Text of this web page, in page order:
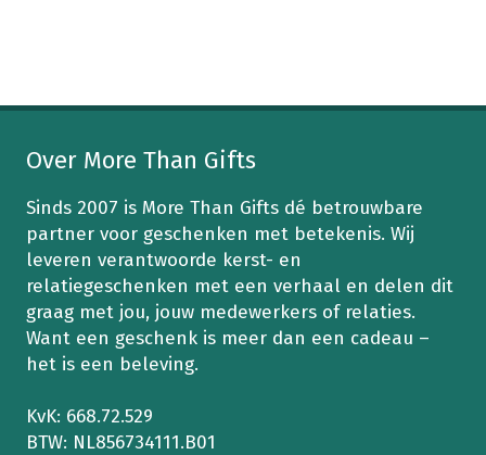
Over More Than Gifts
Sinds 2007 is More Than Gifts dé betrouwbare
partner voor geschenken met betekenis. Wij
leveren verantwoorde kerst- en
relatiegeschenken met een verhaal en delen dit
graag met jou, jouw medewerkers of relaties.
Want een geschenk is meer dan een cadeau –
het is een beleving.
KvK: 668.72.529
BTW: NL856734111.B01